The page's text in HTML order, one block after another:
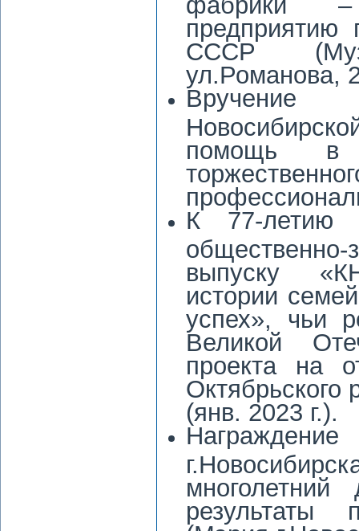
предприятию
СССР
ул.Романова,
Вручение
помощь в
К 77-летию
выпуску
истории
успех», чьи
Великой
проекта на
Октябрьского
(янв. 2023 г.).
результаты